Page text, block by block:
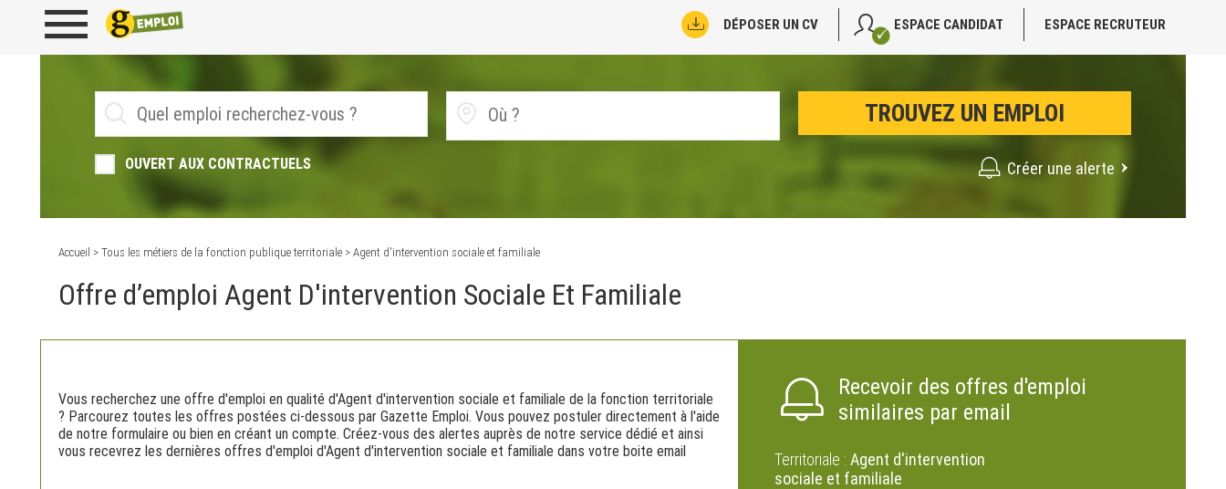
DÉPOSER UN CV ESPACE CANDIDAT ESPACE RECRUTEUR
OUVERT AUX CONTRACTUELS Créer une alerte
Accueil > Tous les métiers de la fonction publique territoriale > Agent d'intervention sociale et familiale
Offre d’emploi Agent D'intervention Sociale Et Familiale
Vous recherchez une offre d'emploi en qualité d'Agent d'intervention sociale et familiale de la fonction territoriale
? Parcourez toutes les offres postées ci-dessous par Gazette Emploi. Vous pouvez postuler directement à l'aide
de notre formulaire ou bien en créant un compte. Créez-vous des alertes auprès de notre service dédié et ainsi
vous recevrez les dernières offres d'emploi d'Agent d'intervention sociale et familiale dans votre boite email
Recevoir des offres d'emploi
similaires par email
Territoriale : Agent d'intervention
sociale et familiale